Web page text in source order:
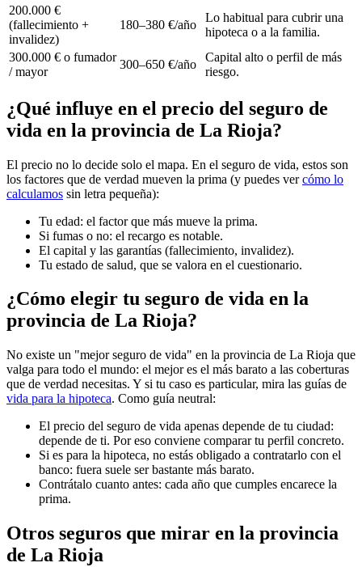
200.000 €
(fallecimiento +
invalidez)
180–380 €/año
Lo habitual para cubrir una
hipoteca o a la familia.
300.000 € o fumador
/ mayor
300–650 €/año
Capital alto o perfil de más
riesgo.
¿Qué influye en el precio del seguro de
vida en la provincia de La Rioja?
El precio no lo decide solo el mapa. En el seguro de vida, estos son
los factores que de verdad mueven la prima (y puedes vercómo lo
calculamos sin letra pequeña):
Tu edad: el factor que más mueve la prima.
Si fumas o no: el recargo es notable.
El capital y las garantías (fallecimiento, invalidez).
Tu estado de salud, que se valora en el cuestionario.
¿Cómo elegir tu seguro de vida en la
provincia de La Rioja?
No existe un "mejor seguro de vida" en la provincia de La Rioja que
valga para todo el mundo: el mejor es el más barato a las coberturas
que de verdad necesitas. Y si tu caso es particular, mira las guías de
vida para la hipoteca. Como guía neutral:
El precio del seguro de vida apenas depende de tu ciudad:
depende de ti. Por eso conviene comparar tu perfil concreto.
Si es para la hipoteca, no estás obligado a contratarlo con el
banco: fuera suele ser bastante más barato.
Contrátalo cuanto antes: cada año que cumples encarece la
prima.
Otros seguros que mirar en la provincia
de La Rioja